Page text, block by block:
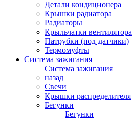
Детали кондиционера
Крышки радиатора
Радиаторы
Крыльчатки вентилятора
Патрубки (под датчики)
Термомуфты
Система зажигания
Система зажигания
назад
Свечи
Крышки распределителя
Бегунки
Бегунки